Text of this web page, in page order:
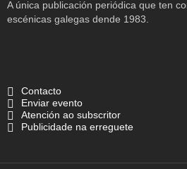
A única publicación periódica que ten
escénicas galegas dende 1983.
Contacto
Enviar evento
Atención ao subscritor
Publicidade na erreguete